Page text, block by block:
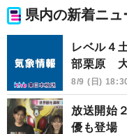
県内の新着ニュ
レベル４
部栗原
8/9 (日)
放送開始
優も登場